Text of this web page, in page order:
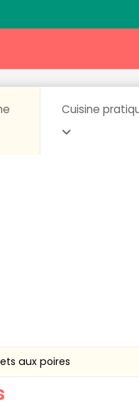
Cuisine
aux poires